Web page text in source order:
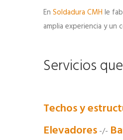
En Soldadura CMH le
amplia experiencia y
Servicios
Techos y
Elevadores -/-